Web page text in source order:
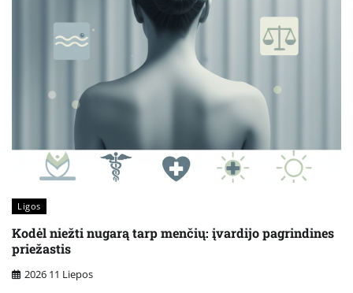
Ligos
Kodėl niežti nugarą tarp menčių: įvardijo pagrindines
priežastis
2026 11 Liepos